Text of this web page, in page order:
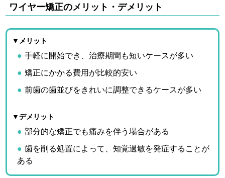
ワイヤー矯正のメリット・デメリット
▼メリット
手軽に開始でき、治療期間も短いケースが多い
矯正にかかる費用が比較的安い
前歯の歯並びをきれいに調整できるケースが多い
▼デメリット
部分的な矯正でも痛みを伴う場合がある
歯を削る処置によって、知覚過敏を発症することが
ある